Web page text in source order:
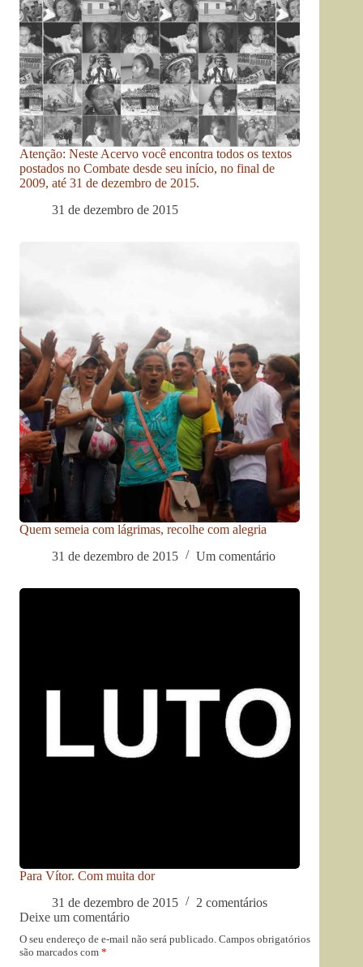
Atenção: Neste Acervo você encontra todos os textos
postados no Combate desde seu início, no final de
2009, até 31 de dezembro de 2015.
31 de dezembro de 2015
Quem semeia com lágrimas, recolhe com alegria
31 de dezembro de 2015
Um comentário
Para Vítor. Com muita dor
31 de dezembro de 2015
2 comentários
Deixe um comentário
O seu endereço de e-mail não será publicado. Campos obrigatórios
são marcados com *